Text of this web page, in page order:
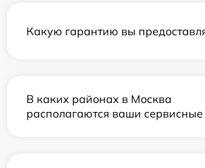
Какую гарантию вы
В каких районах в Москва
располагаются ваши